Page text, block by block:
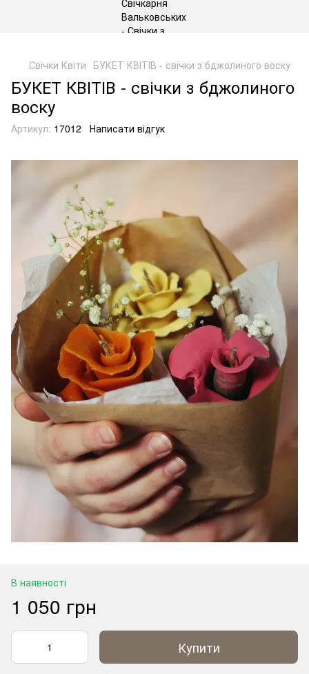
gtag('js', new Date()); gtag('config', 'G-DP234BVRNV');
Свічки Квіти БУКЕТ КВІТІВ - свічки з бджолиного воску
БУКЕТ КВІТІВ - свічки з бджолиного
воску
Артикул: 17012 Написати відгук
В наявності
1 050 грн
Купити